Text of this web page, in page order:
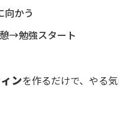
向かう
→勉強スタート
ンを作るだけで、やる